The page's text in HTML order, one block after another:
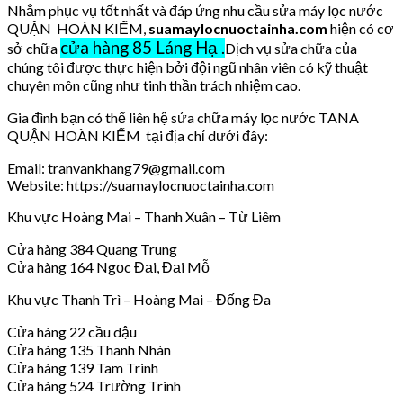
Nhằm phục vụ tốt nhất và đáp ứng nhu cầu sửa máy lọc nước
QUẬN HOÀN KIẾM, suamaylocnuoctainha.com hiện có cơ
sở chữa cửa hàng 85 Láng Hạ .Dịch vụ sửa chữa của
chúng tôi được thực hiện bởi đội ngũ nhân viên có kỹ thuật
chuyên môn cũng như tinh thần trách nhiệm cao.
Gia đình bạn có thể liên hệ sửa chữa máy lọc nước TANA
QUẬN HOÀN KIẾM tại địa chỉ dưới đây:
Email: tranvankhang79@gmail.com
Website: https://suamaylocnuoctainha.com
Khu vực Hoàng Mai – Thanh Xuân – Từ Liêm
Cửa hàng 384 Quang Trung
Cửa hàng 164 Ngọc Đại, Đại Mỗ
Khu vực Thanh Trì – Hoàng Mai – Đống Đa
Cửa hàng 22 cầu dậu
Cửa hàng 135 Thanh Nhàn
Cửa hàng 139 Tam Trinh
Cửa hàng 524 Trường Trinh